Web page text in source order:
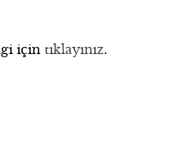
içintıklayınız.